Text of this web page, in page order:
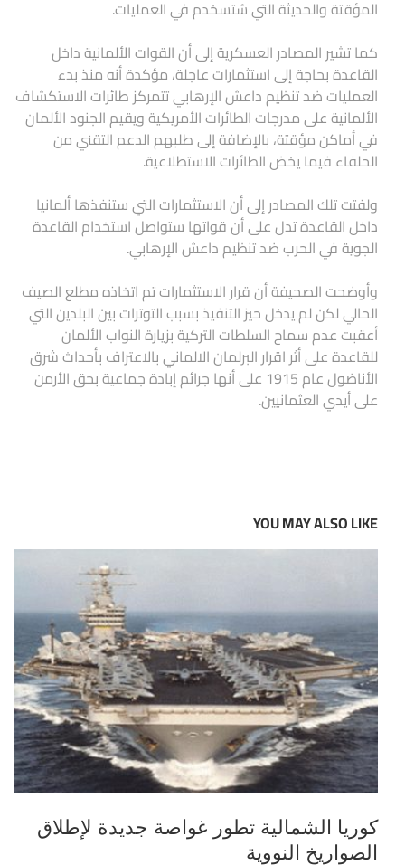
المؤقتة والحديثة التي سُتسخدم في العمليات.
كما تشير المصادر العسكرية إلى أن القوات الألمانية داخل
القاعدة بحاجة إلى استثمارات عاجلة، مؤكدة أنه منذ بدء
العمليات ضد تنظيم داعش الإرهابي تتمركز طائرات الاستكشاف
الألمانية على مدرجات الطائرات الأمريكية ويقيم الجنود الألمان
في أماكن مؤقتة، بالإضافة إلى طلبهم الدعم التقني من
الحلفاء فيما يخض الطائرات الاستطلاعية.
ولفتت تلك المصادر إلى أن الاستثمارات التي ستنفذها ألمانيا
داخل القاعدة تدل على أن قواتها ستواصل استخدام القاعدة
الجوية في الحرب ضد تنظيم داعش الإرهابي.
وأوضحت الصحيفة أن قرار الاستثمارات تم اتخاذه مطلع الصيف
الحالي لكن لم يدخل حيز التنفيذ بسبب التوترات بين البلدين التي
أعقبت عدم سماح السلطات التركية بزيارة النواب الألمان
للقاعدة على أثر اقرار البرلمان الالماني بالاعتراف بأحداث شرق
الأناضول عام 1915 على أنها جرائم إبادة جماعية بحق الأرمن
على أيدي العثمانيين.
YOU MAY ALSO LIKE
كوريا الشمالية تطور غواصة جديدة لإطلاق
الصواريخ النووية